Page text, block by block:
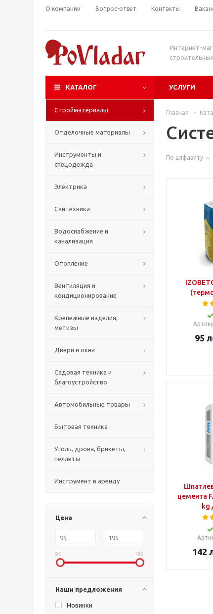
О компании Вопрос-ответ Контакты
Интернет-
КАТАЛОГ УСЛУГИ
Стройматериалы
Отделочные материалы
Инструменты и
спецодежда
Электрика
Сантехника
Водоснабжение и
канализация
Отопление
Вентиляция и
кондиционирование
Крепежные изделия,
метизы
Двери и окна
Садовая техника и
благоустройство
Автомобильные товары
Бытовая техника
Уголь, дрова, брикеты,
пеллеты
Инструмент в аренду
Цена
95 195
Наши предложения
Новинки
Главная -
По алфавиту
95
цемента
kg
142